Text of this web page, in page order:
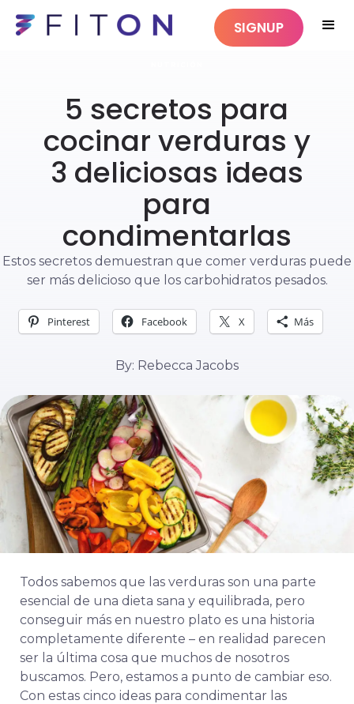
SIGNUP
5 secretos para
cocinar verduras y
3 deliciosas ideas
para
condimentarlas
Estos secretos demuestran que comer verduras puede
ser más delicioso que los carbohidratos pesados.
Pinterest Facebook X Más
By: Rebecca Jacobs
Todos sabemos que las verduras son una parte
esencial de una dieta sana y equilibrada, pero
conseguir más en nuestro plato es una historia
completamente diferente – en realidad parecen
ser la última cosa que muchos de nosotros
buscamos. Pero, estamos a punto de cambiar eso.
Con estas cinco ideas para condimentar las